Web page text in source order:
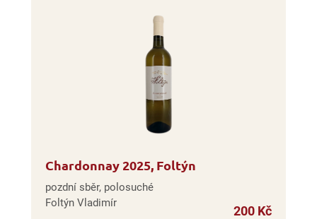
Chardonnay 2025, Foltýn
pozdní sběr, polosuché
Foltýn Vladimír
200 Kč